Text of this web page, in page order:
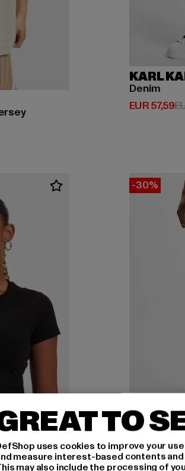
44,99
KARL
Denim
EUR 57,59
Huidige prijs:
-30%
KARL
TO
uses cookies to improve your
measure interest-based contents
may also include the processing of